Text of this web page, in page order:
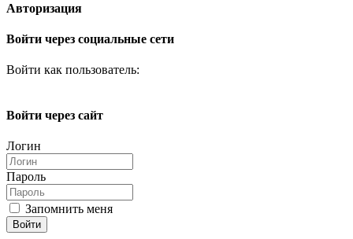
Авторизация
Войти через социальные сети
Войти как пользователь:
Войти через сайт
Логин
Пароль
Запомнить меня